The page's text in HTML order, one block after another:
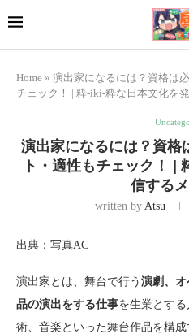
Home » 演出家になるには？資格は
チェック！ | 粋-iki-粋な日本文化を
演出家になるには？資格
ト・適性もチェック！ |
信する
written by Atsu
出典：写真AC
演出家とは、舞台で行う 演劇、
品の演出をする仕事を生業とす
術、音楽といった舞台作品を構